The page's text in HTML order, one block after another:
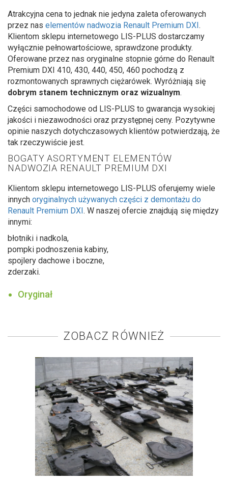
Atrakcyjna cena to jednak nie jedyna zaleta oferowanych
przez nas elementów nadwozia Renault Premium DXI .
Klientom sklepu internetowego LIS-PLUS dostarczamy
wyłącznie pełnowartościowe, sprawdzone produkty.
Oferowane przez nas oryginalne stopnie górne do Renault
Premium DXI 410, 430, 440, 450, 460 pochodzą z
rozmontowanych sprawnych ciężarówek. Wyróżniają się
dobrym stanem technicznym oraz wizualnym.
Części samochodowe od LIS-PLUS to gwarancja wysokiej
jakości i niezawodności oraz przystępnej ceny. Pozytywne
opinie naszych dotychczasowych klientów potwierdzają, że
tak rzeczywiście jest.
BOGATY ASORTYMENT ELEMENTÓW
NADWOZIA RENAULT PREMIUM DXI
Klientom sklepu internetowego LIS-PLUS oferujemy wiele
innych oryginalnych używanych części z demontażu do
Renault Premium DXI . W naszej ofercie znajdują się między
innymi:
błotniki i nadkola,
pompki podnoszenia kabiny,
spojlery dachowe i boczne,
zderzaki.
Oryginał
ZOBACZ RÓWNIEŻ